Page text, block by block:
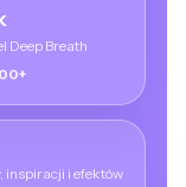
Deep Breath
inspiracji i efektów